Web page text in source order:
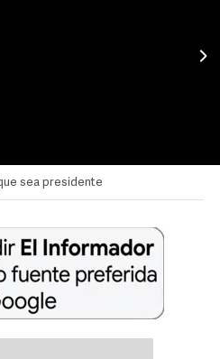
sea presidente